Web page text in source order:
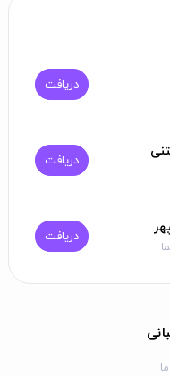
دریافت
دریافت
دریافت